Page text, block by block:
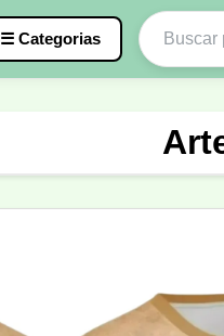
☰ Categorias
Nail Designer